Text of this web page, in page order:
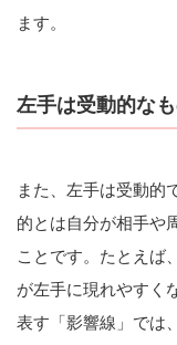
ます。
左手は受動的な
また、左手は受動的
的とは自分が相手や
ことです。たとえば
が左手に現れやすく
表す「影響線」では